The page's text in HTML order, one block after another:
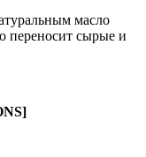
масло
переносит сырые и